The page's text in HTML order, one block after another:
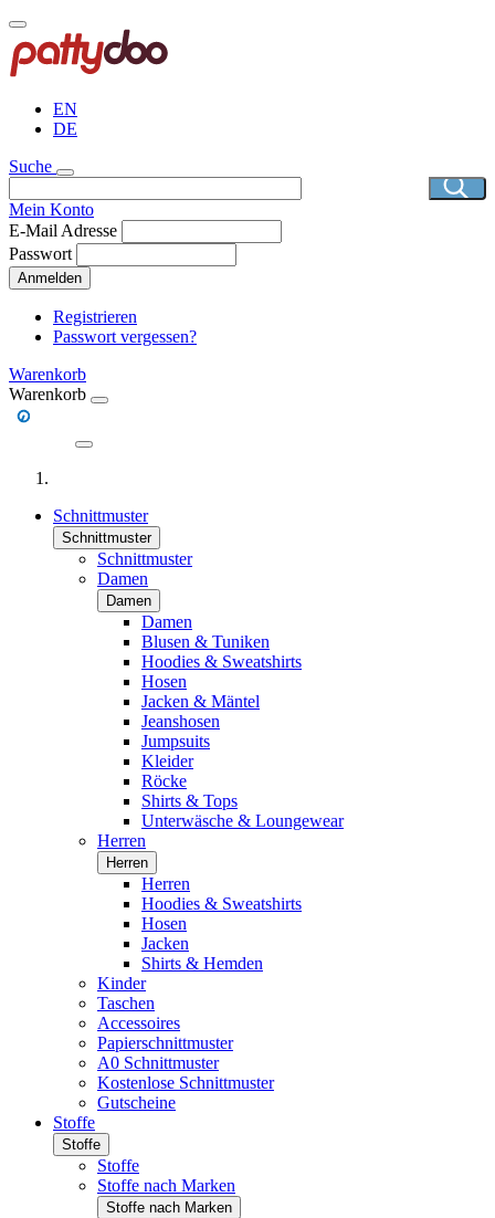
Direkt
zum
Inhalt
EN
DE
Suche
Mein Konto
E-Mail Adresse
Passwort
Anmelden
Registrieren
Passwort vergessen?
Warenkorb
Warenkorb
Schnittmuster
Schnittmuster
Schnittmuster
Damen
Damen
Damen
Blusen & Tuniken
Hoodies & Sweatshirts
Hosen
Jacken & Mäntel
Jeanshosen
Jumpsuits
Kleider
Röcke
Shirts & Tops
Unterwäsche & Loungewear
Herren
Herren
Herren
Hoodies & Sweatshirts
Hosen
Jacken
Shirts & Hemden
Kinder
Taschen
Accessoires
Papierschnittmuster
A0 Schnittmuster
Kostenlose Schnittmuster
Gutscheine
Stoffe
Stoffe
Stoffe
Stoffe nach Marken
Stoffe nach Marken